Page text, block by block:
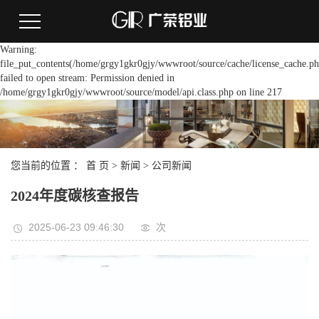
Warning:
file_put_contents(/home/grgy1gkr0gjy/wwwroot/source/cache/
failed to open stream: Permission denied in
/home/grgy1gkr0gjy/wwwroot/source/model/api.class.php on line 217
您当前的位置 ： 首 页 > 新闻 > 公司新闻
2024年度碳核查报告
2025-06-23 09:46:30 次